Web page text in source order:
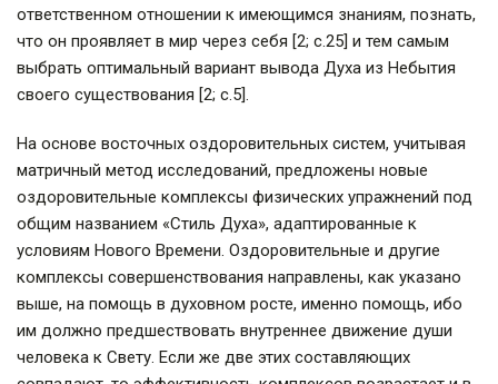
ответственном отношении к имеющимся знаниям, познать,
что он проявляет в мир через себя [2; с.25] и тем самым
выбрать оптимальный вариант вывода Духа из Небытия
своего существования [2; с.5].
На основе восточных оздоровительных систем, учитывая
матричный метод исследований, предложены новые
оздоровительные комплексы физических упражнений под
общим названием «Стиль Духа», адаптированные к
условиям Нового Времени. Оздоровительные и другие
комплексы совершенствования направлены, как указано
выше, на помощь в духовном росте, именно помощь, ибо
им должно предшествовать внутреннее движение души
человека к Свету. Если же две этих составляющих